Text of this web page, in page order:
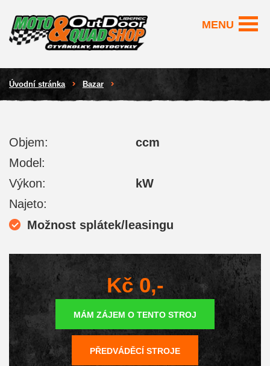
MENU
Úvodní stránka Bazar
Objem:
ccm
Model:
Výkon:
kW
Najeto:
Možnost splátek/leasingu
Kč 0,-
MÁM ZÁJEM O TENTO STROJ
PŘEDVÁDĚCÍ STROJE